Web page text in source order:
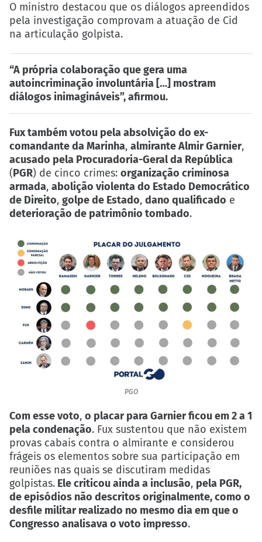
O ministro destacou que os diálogos apreendidos
pela investigação comprovam a atuação de Cid
na articulação golpista.
“A própria colaboração que gera uma
autoincriminação involuntária […] mostram
diálogos inimagináveis”, afirmou.
Fux também votou pela absolvição do ex-
comandante da Marinha, almirante Almir Garnier,
acusado pela Procuradoria-Geral da República
(PGR) de cinco crimes: organização criminosa
armada, abolição violenta do Estado Democrático
de Direito, golpe de Estado, dano qualificado e
deterioração de patrimônio tombado.
PGO
Com esse voto, o placar para Garnier ficou em 2 a 1
pela condenação. Fux sustentou que não existem
provas cabais contra o almirante e considerou
frágeis os elementos sobre sua participação em
reuniões nas quais se discutiram medidas
golpistas. Ele criticou ainda a inclusão, pela PGR,
de episódios não descritos originalmente, como o
desfile militar realizado no mesmo dia em que o
Congresso analisava o voto impresso.